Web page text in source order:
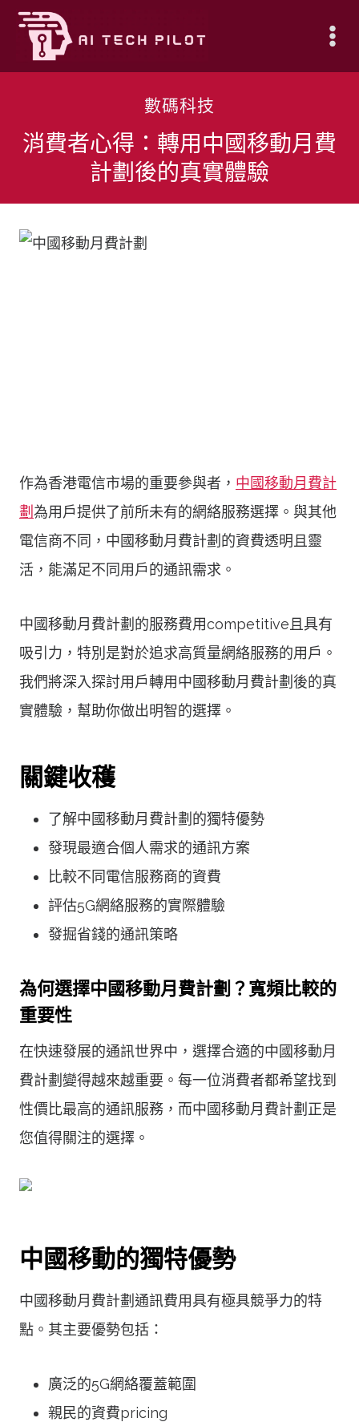
Skip
content
數碼科技
消費者心得：轉用中國移動月費
計劃後的真實體驗
作為香港電信市場的重要參與者， 中國移動月費計
劃 為用戶提供了前所未有的網絡服務選擇。與其他
電信商不同，中國移動月費計劃的資費透明且靈
活，能滿足不同用戶的通訊需求。
中國移動月費計劃的服務費用competitive且具有
吸引力，特別是對於追求高質量網絡服務的用戶。
我們將深入探討用戶轉用中國移動月費計劃後的真
實體驗，幫助你做出明智的選擇。
關鍵收穫
了解中國移動月費計劃的獨特優勢
發現最適合個人需求的通訊方案
比較不同電信服務商的資費
評估5G網絡服務的實際體驗
發掘省錢的通訊策略
為何選擇中國移動月費計劃？寬頻比較的
重要性
在快速發展的通訊世界中，選擇合適的中國移動月
費計劃變得越來越重要。每一位消費者都希望找到
性價比最高的通訊服務，而中國移動月費計劃正是
您值得關注的選擇。
中國移動的獨特優勢
中國移動月費計劃通訊費用具有極具競爭力的特
點。其主要優勢包括：
廣泛的5G網絡覆蓋範圍
親民的資費pricing